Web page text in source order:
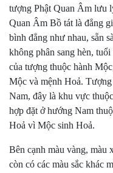
tượng Phật Quan Âm lưu
Quan Âm Bồ tát là đẳng
bình đẳng như nhau, sẵn
không phân sang hèn,
của tượng thuộc hành
Mộc và mệnh Hoả.
Nam, đây là khu vực
hợp đặt ở hướng Nam
Hoả vì Mộc sinh Hoả.
Bên cạnh màu vàng, màu
còn có các màu sắc khác